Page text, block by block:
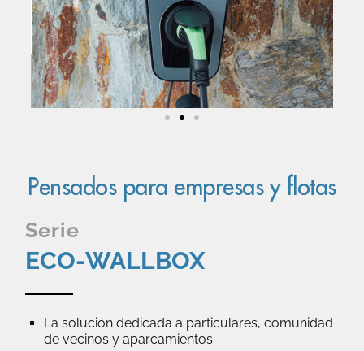
Pensados para empresas y flotas
Serie
ECO-WALLBOX
La solución dedicada a particulares, comunidad
de vecinos y aparcamientos.